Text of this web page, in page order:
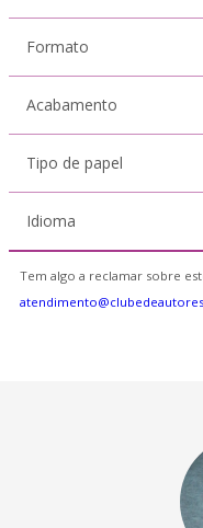
Formato
Acabamento
Tipo de papel
Idioma
Tem algo a reclamar sobre